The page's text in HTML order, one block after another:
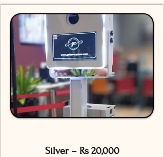
Silver – Rs 20,000